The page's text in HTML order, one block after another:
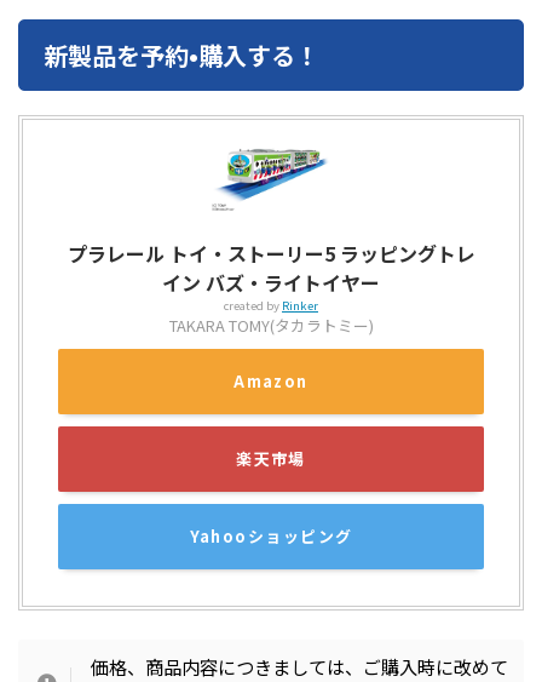
新製品を予約•購入する！
プラレール トイ・ストーリー5 ラッピングトレ
イン バズ・ライトイヤー
created by Rinker
TAKARA TOMY(タカラトミー)
Amazon
楽天市場
Yahooショッピング
価格、商品内容につきましては、ご購入時に改めて